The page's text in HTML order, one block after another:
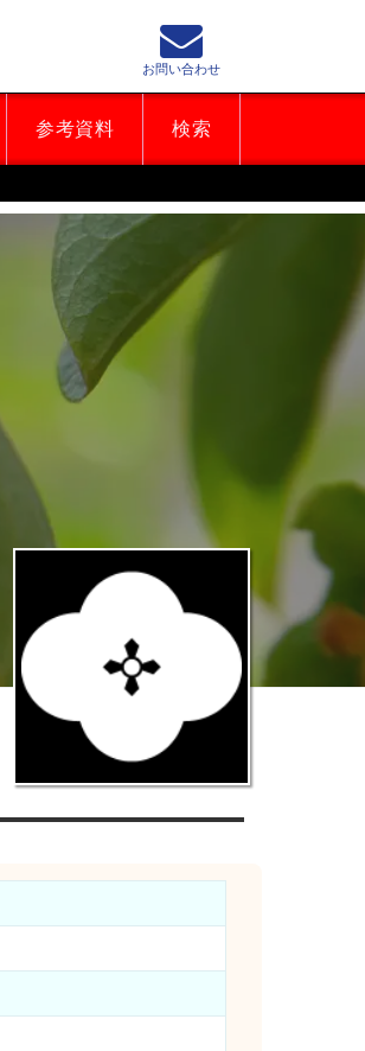
参考資料 検索
お問い合わせ